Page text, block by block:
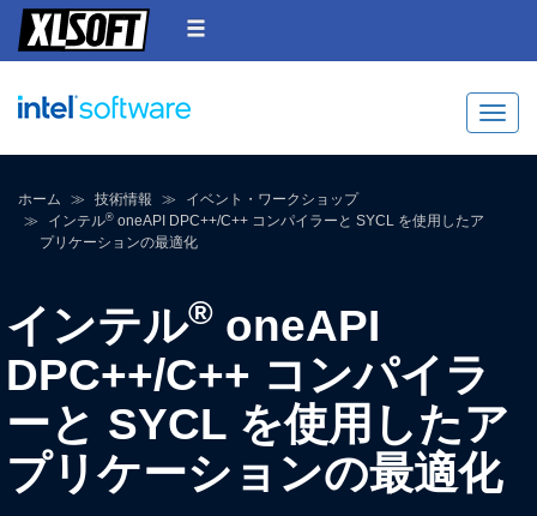
ホーム 技術情報
イベント・ワークショップ
インテル® oneAPI DPC++/C++ コンパイラーと SYCL を使用したア
プリケーションの最適化
インテル® oneAPI
DPC++/C++ コンパイラ
ーと SYCL を使用したア
プリケーションの最適化